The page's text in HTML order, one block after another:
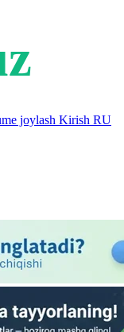
joylash Kirish RU